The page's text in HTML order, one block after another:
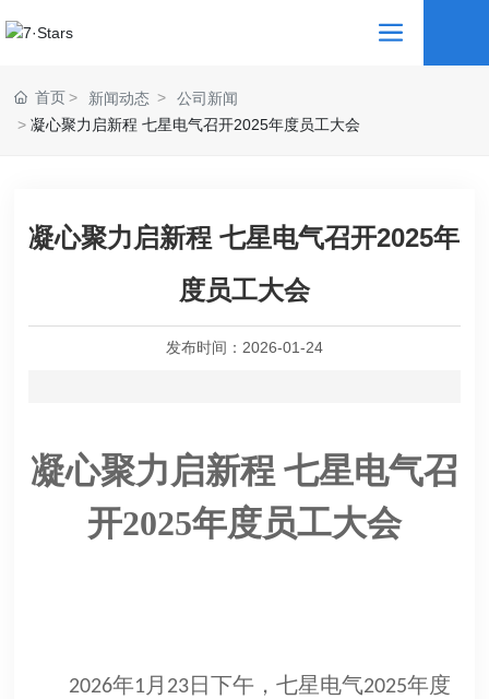
首页 新闻动态
公司新闻
凝心聚力启新程 七星电气召开2025年度员工大会
凝心聚力启新程 七星电气召开2025年
度员工大会
发布时间： 2026-01-24
凝心聚力启新程 七星电气召
开2025年度员工大会
2026年1 月 23日下午，七星电气2025年度